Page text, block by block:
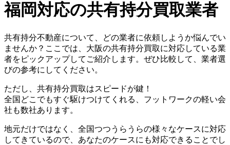
福岡対応の共有持分買取業者
共有持分不動産について、どの業者に依頼しようか悩んでい
ませんか？ここでは、大阪の共有持分買取に対応している業
者をピックアップしてご紹介します。ぜひ比較して、業者選
びの参考にしてください。
ただし、共有持分買取はスピードが鍵！
全国どこでもすぐ駆けつけてくれる、フットワークの軽い会
社も数社あります。
地元だけではなく、全国つつうらうらの様々なケースに対応
してきているので、あなたのケースにも対応できることでし